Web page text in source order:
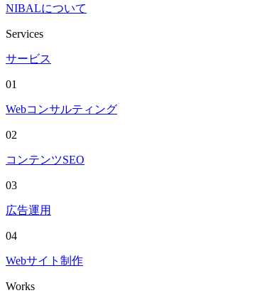
NIBALについて
Services
サービス
01
Webコンサルティング
02
コンテンツSEO
03
広告運用
04
Webサイト制作
Works